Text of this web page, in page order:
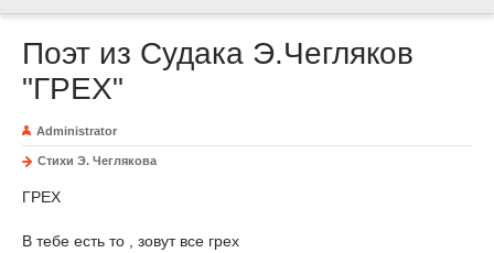
Поэт из Судака Э.Чегляков
"ГРЕХ"
Administrator
Стихи Э. Чеглякова
ГРЕХ
В тебе есть то , зовут все грех